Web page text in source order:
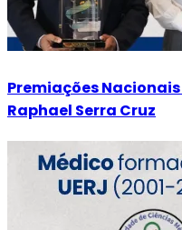
Premiações
Raphael Serra Cruz